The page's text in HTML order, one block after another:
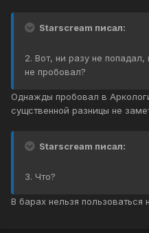
Starscream писал:
2. Вот, ни разу не
не пробовал?
Однажды пробовал в
сущственной разницы не
Starscream писал:
3. Что?
В барах нельзя